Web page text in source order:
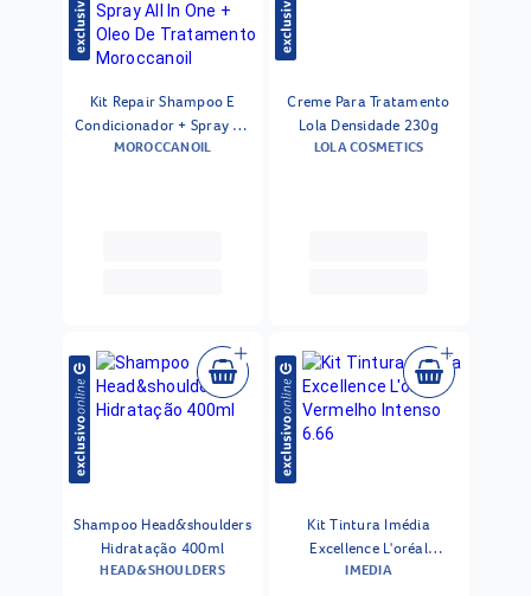
Kit Repair Shampoo E
Condicionador + Spray All
In One + Oleo De
MOROCCANOIL
Creme Para Tratamento
Lola Densidade 230g
LOLA COSMETICS
Shampoo Head&shoulders
Hidratação 400ml
HEAD&SHOULDERS
Kit Tintura Imédia
Excellence L'oréal
Vermelho Intenso 6.66
IMEDIA